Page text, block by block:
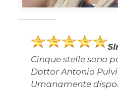
Cinque stelle sono
Dottor Antonio
Umanamente